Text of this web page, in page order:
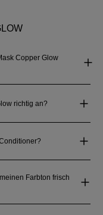
Copper Glow
richtig an?
Farbton frisch